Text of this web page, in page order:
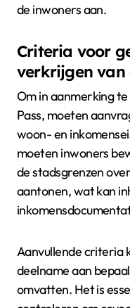
de inwoners aan.
Criteria voor
verkrijgen van
Om in aanmerking
Pass, moeten
woon- en
moeten inwoners
de stadsgrenzen
aantonen, wat kan
Aanvullende criteria
deelname aan
omvatten. Het is